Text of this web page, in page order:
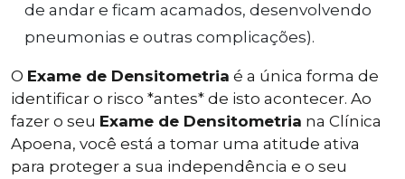
de andar e ficam acamados, desenvolvendo
pneumonias e outras complicações).
O Exame de Densitometria é a única forma de
identificar o risco *antes* de isto acontecer. Ao
fazer o seu Exame de Densitometria na Clínica
Apoena, você está a tomar uma atitude ativa
para proteger a sua independência e o seu